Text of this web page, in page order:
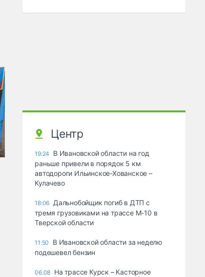
Центр
19:24
В Ивановской области на год
раньше привели в порядок 5 км
автодороги Ильинское-Хованское –
Кулачево
18:06 Дальнобойщик погиб в ДТП с
тремя грузовиками на трассе М-10 в
Тверской области
11:50
В Ивановской области за неделю
подешевел бензин
06.08 На трассе Курск – Касторное